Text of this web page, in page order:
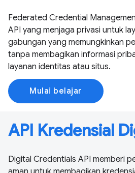
Federated Credential
API yang menjaga privasi untuk
gabungan yang memungkinkan
tanpa membagikan informasi
layanan identitas atau situs.
Mulai belajar
API Kredensial
Digital Credentials API memberi